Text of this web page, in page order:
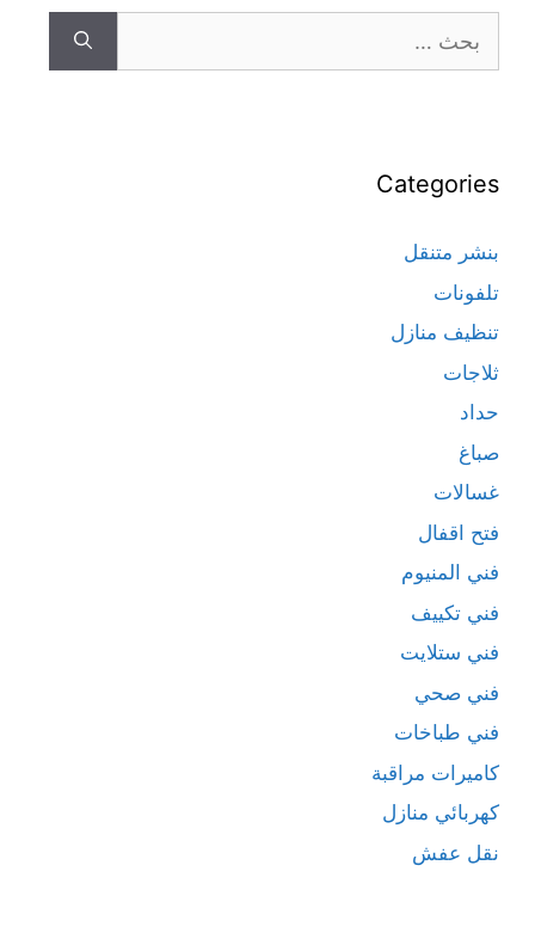
Categories
بنشر متنقل
تلفونات
تنظيف منازل
ثلاجات
حداد
صباغ
غسالات
فتح اقفال
فني المنيوم
فني تكييف
فني ستلايت
فني صحي
فني طباخات
كاميرات مراقبة
كهربائي منازل
نقل عفش